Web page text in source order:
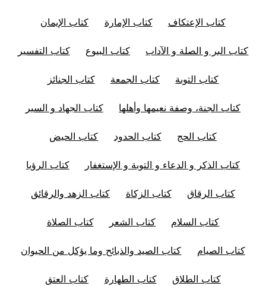
كتاب الإعتكاف كتاب الإمارة كتاب الإيمان
كتاب البر و الصلة و الآداب كتاب البيوع كتاب التفسير
كتاب التوبة كتاب الجمعة كتاب الجنائز
كتاب الجنة، وصفة نعيمها وأهلها كتاب الجهاد و السير
كتاب الحج كتاب الحدود كتاب الحيض
كتاب الذكر و الدعاء و التوبة و الإستغفار كتاب الرؤيا
كتاب الرقاق كتاب الزكاة كتاب الزهد والرقائق
كتاب السلام كتاب الشعر كتاب الصلاة
كتاب الصيام كتاب الصيد والذبائح وما يؤكل من الحيوان
كتاب الطلاق كتاب الطهارة كتاب العتق